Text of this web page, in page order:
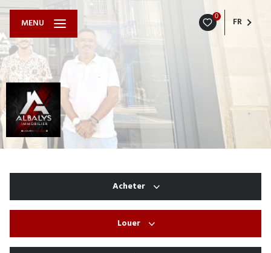
0 FR
MENU
Acheter
De l'immo pro
Louer